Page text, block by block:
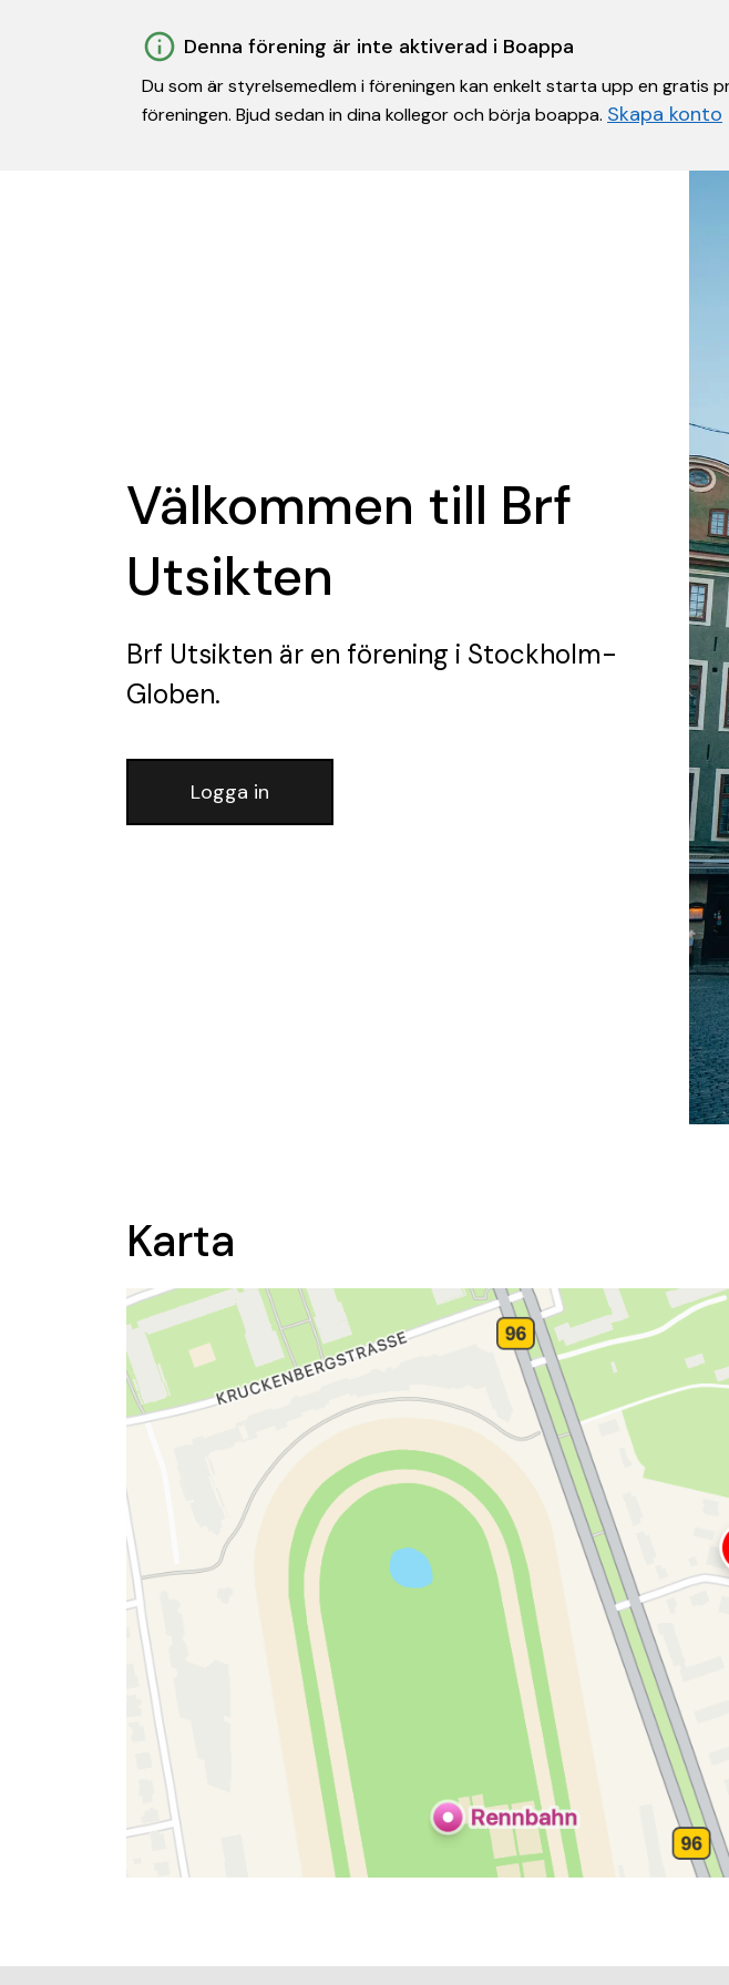
Denna förening är inte aktiverad i Boappa
Du som är styrelsemedlem i föreningen kan enkelt starta upp en gratis
föreningen. Bjud sedan in dina kollegor och börja boappa. Skapa konto
Välkommen till Brf
Utsikten
Brf Utsikten är en förening i Stockholm-
Globen.
Logga in
Karta